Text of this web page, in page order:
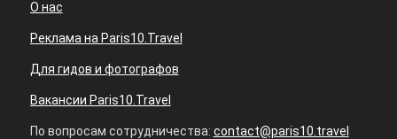
О нас
Реклама на Paris10.Travel
Для гидов и фотографов
Вакансии Paris10.Travel
По вопросам сотрудничества: contact@paris10.travel